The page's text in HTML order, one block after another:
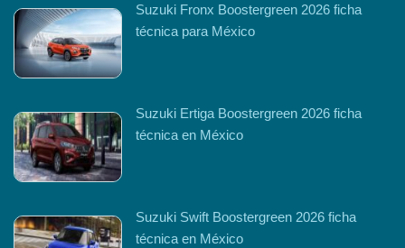
Suzuki Fronx Boostergreen 2026 ficha
técnica para México
Suzuki Ertiga Boostergreen 2026 ficha
técnica en México
Suzuki Swift Boostergreen 2026 ficha
técnica en México